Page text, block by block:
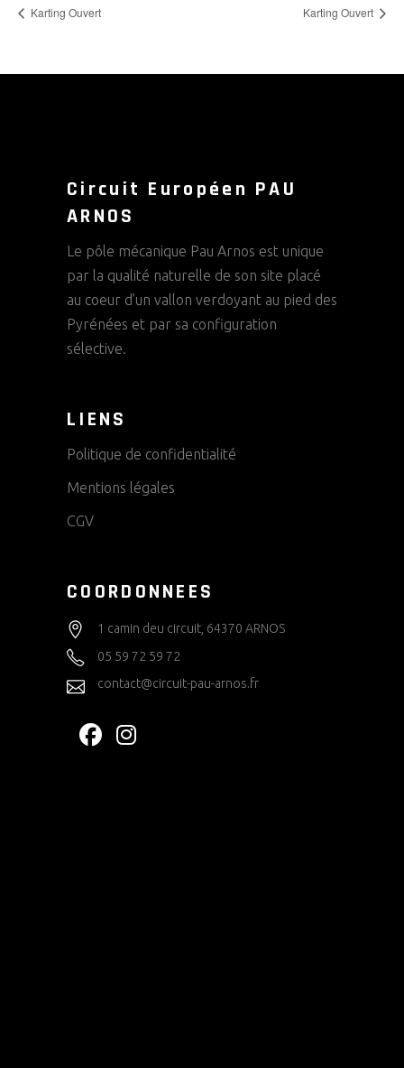
Karting Ouvert Karting Ouvert
Circuit Européen PAU
ARNOS
Le pôle mécanique Pau Arnos est unique
par la qualité naturelle de son site placé
au coeur d’un vallon verdoyant au pied des
Pyrénées et par sa configuration
sélective.
LIENS
Politique de confidentialité
Mentions légales
CGV
COORDONNEES
1 camin deu circuit, 64370 ARNOS
05 59 72 59 72
contact@circuit-pau-arnos.fr